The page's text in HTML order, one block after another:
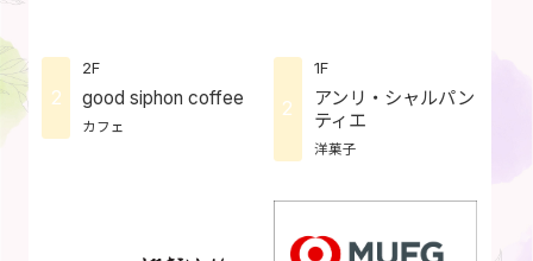
2
2F
good siphon coffee
カフェ
2
1F
アンリ・シャルパン
ティエ
洋菓子